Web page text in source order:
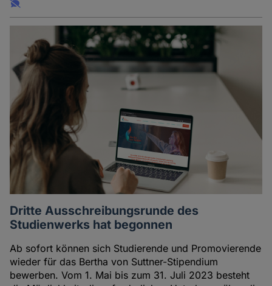
Dritte Ausschreibungsrunde des
Studienwerks hat begonnen
Ab sofort können sich Studierende und Promovierende
wieder für das Bertha von Suttner-Stipendium
bewerben. Vom 1. Mai bis zum 31. Juli 2023 besteht